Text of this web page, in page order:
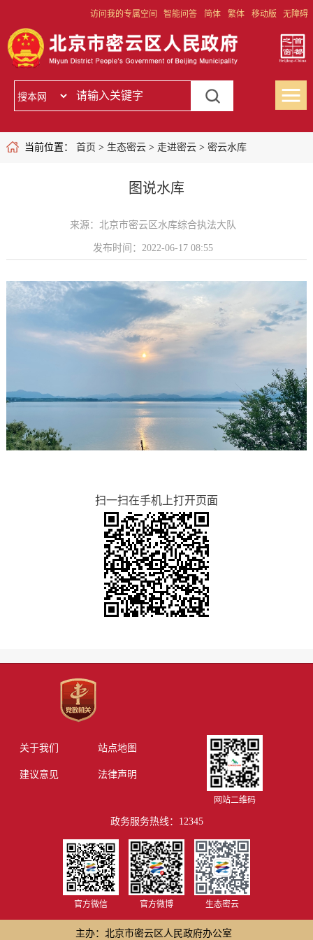
访问我的专属空间 智能问答 简体 繁体 移动版 无障碍
当前位置： 首页 > 生态密云> 走进密云> 密云水库
图说水库
来源：北京市密云区水库综合执法大队
发布时间：2022-06-17 08:55
扫一扫在手机上打开页面
关于我们 站点地图
建议意见 法律声明
网站二维码
政务服务热线：12345
官方微信 官方微博 生态密云
主办：北京市密云区人民政府办公室